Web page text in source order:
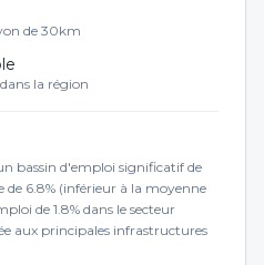
de 30km
la région
bassin d'emploi significatif de
de 6.8% (inférieur à la moyenne
de 1.8% dans le secteur
aux principales infrastructures